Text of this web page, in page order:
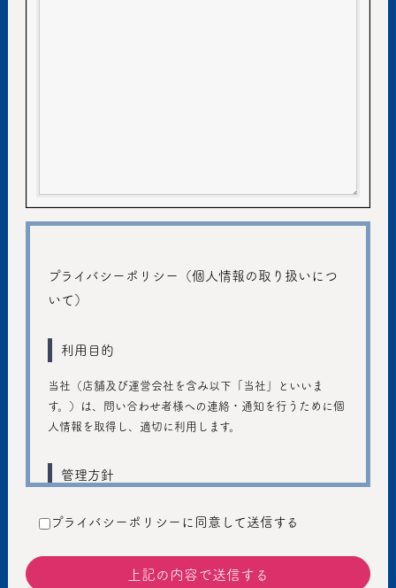
プライバシーポリシー（個人情報の取り扱いにつ
いて）
利用目的
当社（店舗及び運営会社を含み以下「当社」といいま
す。）は、問い合わせ者様への連絡・通知を行うために個
人情報を取得し、適切に利用します。
管理方針
保護に十分注意し、個人情報の保護に関する法律および管
義務を持って適切に取り扱うものとし、不正アクセス、不
プライバシーポリシーに同意して送信する